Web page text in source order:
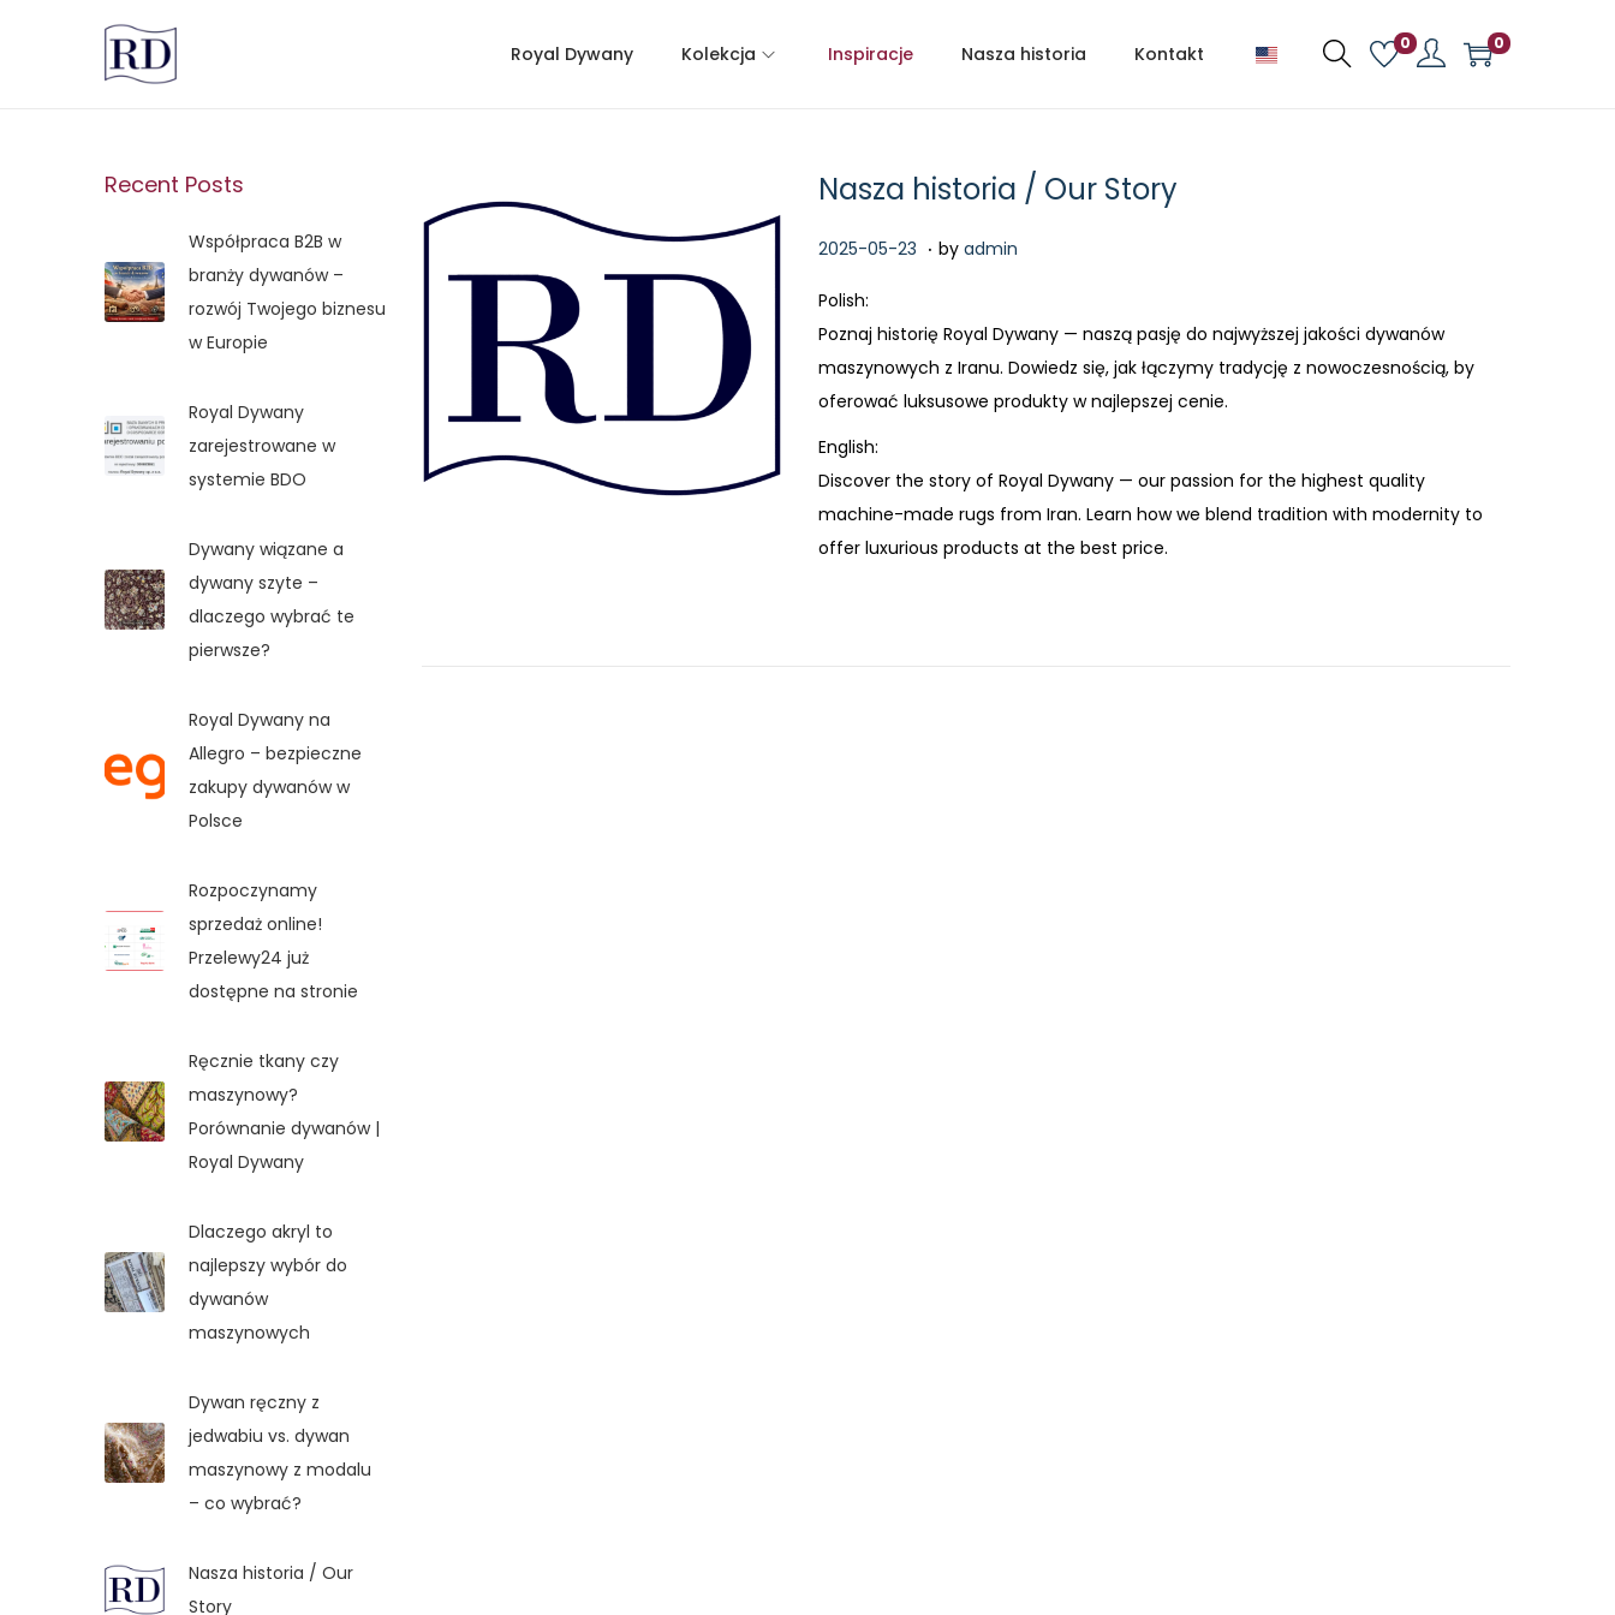
Royal Dywany Kolekcja Inspiracje Nasza historia Kontakt 0 0
Nasza historia / Our Story
P
s
t
e
d
o
n
2025-05-23 2
6
-
0
-
1
4
. by admin
Polish:
Poznaj historię Royal Dywany — naszą pasję do najwyższej jakości dywanów
maszynowych z Iranu. Dowiedz się, jak łączymy tradycję z nowoczesnością, by
oferować luksusowe produkty w najlepszej cenie.
English:
Discover the story of Royal Dywany — our passion for the highest quality
machine-made rugs from Iran. Learn how we blend tradition with modernity to
offer luxurious products at the best price.
Recent Posts
Współpraca B2B w
branży dywanów –
rozwój Twojego biznesu
w Europie
Royal Dywany
zarejestrowane w
systemie BDO
Dywany wiązane a
dywany szyte –
dlaczego wybrać te
pierwsze?
Royal Dywany na
Allegro – bezpieczne
zakupy dywanów w
Polsce
Rozpoczynamy
sprzedaż online!
Przelewy24 już
dostępne na stronie
Ręcznie tkany czy
maszynowy?
Porównanie dywanów |
Royal Dywany
Dlaczego akryl to
najlepszy wybór do
dywanów
maszynowych
Dywan ręczny z
jedwabiu vs. dywan
maszynowy z modalu
– co wybrać?
Nasza historia / Our
Story